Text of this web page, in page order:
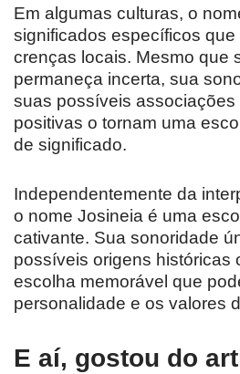
Em algumas culturas, o
significados específicos
crenças locais. Mesmo que
permaneça incerta, sua
suas possíveis
positivas o tornam uma
de significado.
Independentemente da
o nome Josineia é uma
cativante. Sua sonoridade
possíveis origens históricas
escolha memorável que
personalidade e os valores
E aí, gostou do